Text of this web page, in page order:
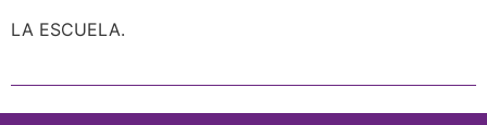
LA ESCUELA.